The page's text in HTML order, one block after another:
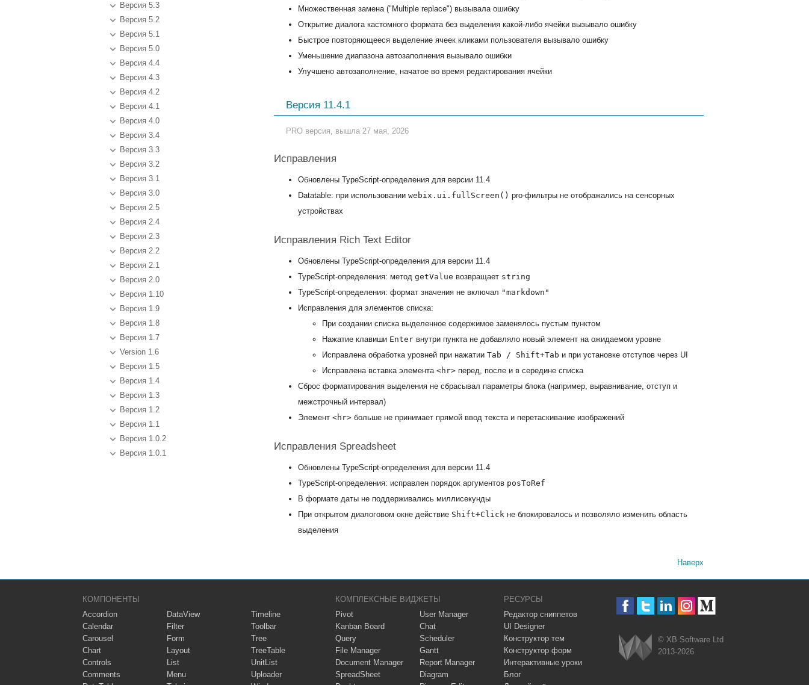
Версия 5.3
Версия 5.2
Версия 5.1
Версия 5.0
Версия 4.4
Версия 4.3
Версия 4.2
Версия 4.1
Версия 4.0
Версия 3.4
Версия 3.3
Версия 3.2
Версия 3.1
Версия 3.0
Версия 2.5
Версия 2.4
Версия 2.3
Версия 2.2
Версия 2.1
Версия 2.0
Версия 1.10
Версия 1.9
Версия 1.8
Версия 1.7
Version 1.6
Версия 1.5
Версия 1.4
Версия 1.3
Версия 1.2
Версия 1.1
Версия 1.0.2
Версия 1.0.1
Множественная замена ("Multiple replace") вызывала ошибку
Открытие диалога кастомного формата без выделения какой-либо ячейки вызывало ошибку
Быстрое повторяющееся выделение ячеек кликами пользователя вызывало ошибку
Уменьшение диапазона автозаполнения вызывало ошибки
Улучшено автозаполнение, начатое во время редактирования ячейки
Версия 11.4.1
PRO версия, вышла 27 мая, 2026
Исправления
Обновлены TypeScript-определения для версии 11.4
Datatable: при использовании webix.ui.fullScreen() pro-фильтры не отображались на сенсорных
устройствах
Исправления Rich Text Editor
Обновлены TypeScript-определения для версии 11.4
TypeScript-определения: метод getValue возвращает string
TypeScript-определения: формат значения не включал "markdown"
Исправления для элементов списка:
При создании списка выделенное содержимое заменялось пустым пунктом
Нажатие клавиши Enter внутри пункта не добавляло новый элемент на ожидаемом уровне
Исправлена обработка уровней при нажатии Tab / Shift+Tab и при установке отступов через UI
Исправлена вставка элемента <hr> перед, после и в середине списка
Сброс форматирования выделения не сбрасывал параметры блока (например, выравнивание, отступ и
межстрочный интервал)
Элемент <hr> больше не принимает прямой ввод текста и перетаскивание изображений
Исправления Spreadsheet
Обновлены TypeScript-определения для версии 11.4
TypeScript-определения: исправлен порядок аргументов posToRef
В формате даты не поддерживались миллисекунды
При открытом диалоговом окне действие Shift+Click не блокировалось и позволяло изменить область
выделения
Наверх
КОМПОНЕНТЫ
Accordion
Calendar
Carousel
Chart
Controls
Comments
DataView
Filter
Form
Layout
List
Menu
Timeline
Toolbar
Tree
TreeTable
UnitList
Uploader
КОМПЛЕКСНЫЕ ВИДЖЕТЫ
Pivot
Kanban Board
Query
File Manager
Document Manager
SpreadSheet
User Manager
Chat
Scheduler
Gantt
Report Manager
Diagram
РЕСУРСЫ
Редактор сниппетов
UI Designer
Конструктор тем
Конструктор форм
Интерактивные уроки
Блог
© XB Software Ltd
2013-2026